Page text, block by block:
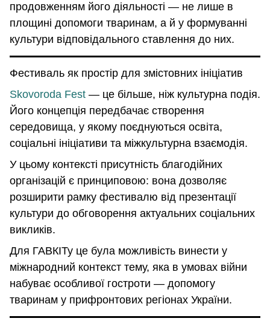
продовженням його діяльності — не лише в
площині допомоги тваринам, а й у формуванні
культури відповідального ставлення до них.
Фестиваль як простір для змістовних ініціатив
Skovoroda Fest — це більше, ніж культурна подія.
Його концепція передбачає створення
середовища, у якому поєднуються освіта,
соціальні ініціативи та міжкультурна взаємодія.
У цьому контексті присутність благодійних
організацій є принциповою: вона дозволяє
розширити рамку фестивалю від презентації
культури до обговорення актуальних соціальних
викликів.
Для ГАВКІТу це була можливість винести у
міжнародний контекст тему, яка в умовах війни
набуває особливої гостроти — допомогу
тваринам у прифронтових регіонах України.